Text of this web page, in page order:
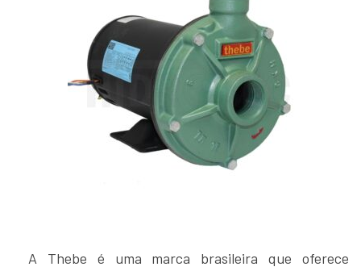
A Thebe é uma marca brasileira que oferece